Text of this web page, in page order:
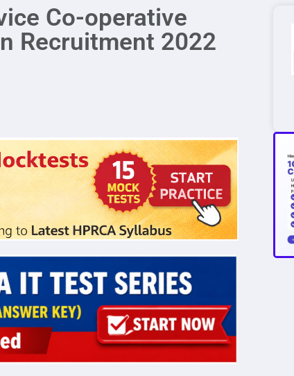
Co-operative
Recruitment 2022